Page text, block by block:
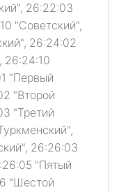
26:22:03
"Советский",
26:24:02
26:24:10
"Первый
"Второй
"Третий
26:26:03
"Пятый
"Шестой